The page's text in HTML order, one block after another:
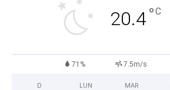
20.4°C
71% 7.5m/s
D LUN MAR